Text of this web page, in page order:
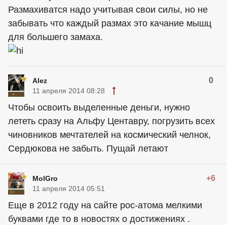
Размахиватся надо учитывая свои силы, но не
забывать что каждый размах это качание мышц
для большего замаха.
Alez 0
11 апреля 2014 08:28
Чтобы освоить выделенные деньги, нужно
лететь сразу на Альфу Центавру, погрузить всех
чиновников мечтателей на космический челнок,
Сердюкова не забыть. Пущай летают
MolGro +6
11 апреля 2014 05:51
Еще в 2012 году на сайте рос-атома мелкими
буквами где то в новостях о достижениях .